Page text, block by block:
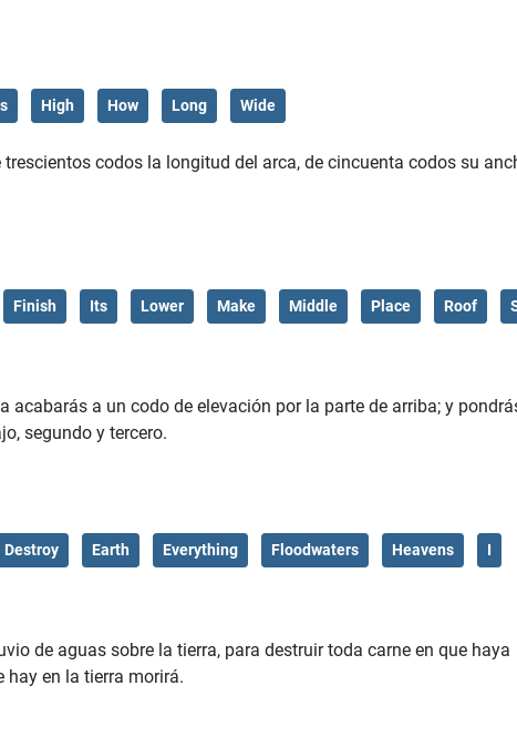
High How Long Wide
codos la longitud del arca, de cincuenta codos su
Finish Its Lower Make Middle Place Roof
acabarás a un codo de elevación por la parte de arriba; y
segundo y tercero.
Destroy Earth Everything Floodwaters Heavens I
de aguas sobre la tierra, para destruir toda carne en que haya
hay en la tierra morirá.